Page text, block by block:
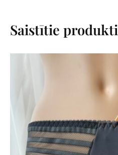
Saistītie produkti